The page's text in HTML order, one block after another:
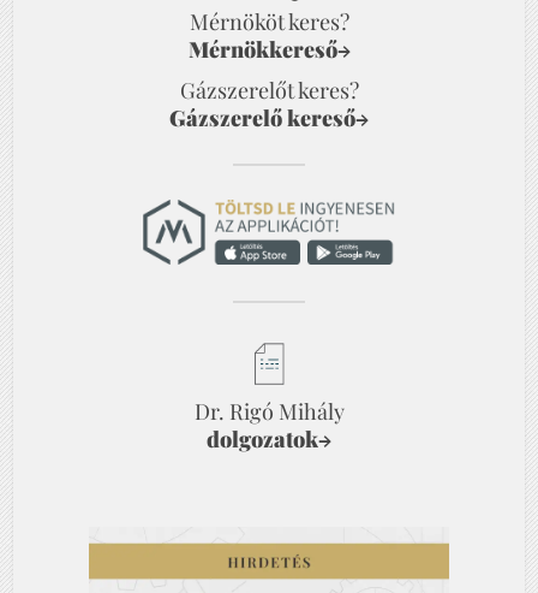
Mérnököt keres?
Mérnökkereső→
Gázszerelőt keres?
Gázszerelő kereső→
Dr. Rigó Mihály
dolgozatok→